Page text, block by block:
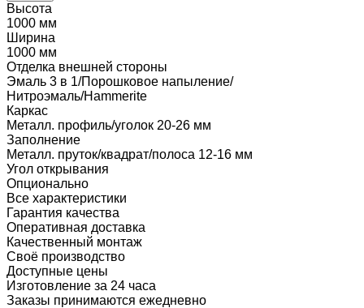
Высота
1000 мм
Ширина
1000 мм
Отделка внешней стороны
Эмаль 3 в 1/Порошковое напыление/
Нитроэмаль/Hammerite
Каркас
Металл. профиль/уголок 20-26 мм
Заполнение
Металл. пруток/квадрат/полоса 12-16 мм
Угол открывания
Опционально
Все характеристики
Гарантия качества
Оперативная доставка
Качественный монтаж
Своё производство
Доступные цены
Изготовление за 24 часа
Заказы принимаются ежедневно